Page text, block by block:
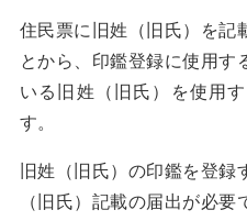
住民票に旧姓（旧氏）を記
とから、印鑑登録に使用す
いる旧姓（旧氏）を使用
す。
旧姓（旧氏）の印鑑を登
（旧氏）記載の届出が必